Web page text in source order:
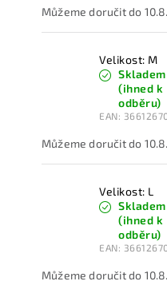
Velikost: M
Skladem
(ihned k
odběru)
EAN:
Velikost: L
Skladem
(ihned k
odběru)
EAN: